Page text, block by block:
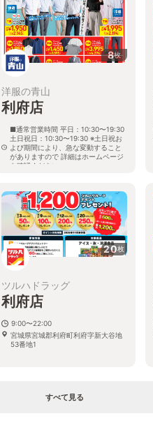
8枚
洋服の青山
利府店
■通常営業時間 平日：10:30〜19:30
土日祝日：10:30〜19:30 ※土日祝お
よび期間により、急な変動すること
がありますので 詳細はホームページ
を確認ください
20枚
ツルハドラッグ
利府店
9:00〜22:00
宮城県宮城郡利府町利府字新大谷地
53番地1
すべて見る